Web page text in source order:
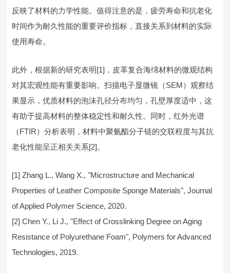
反映了材料的力学性能。值得注意的是，疲劳寿命和抗老化
时间作为耐久性能的重要评价指标，直接关系到材料的实际
使用寿命。
此外，根据新的研究表明[1]，皮革复合海绵材料的微观结构
对其宏观性能有重要影响。扫描电子显微镜（SEM）观察结
果显示，优质材料的泡沫孔径分布均匀，孔壁厚度适中，这
有助于提高材料的整体稳定性和耐久性。同时，红外光谱
（FTIR）分析表明，材料中聚氨酯分子链的交联程度与其抗
老化性能呈正相关关系[2]。
[1] Zhang L., Wang X., "Microstructure and Mechanical
Properties of Leather Composite Sponge Materials", Journal
of Applied Polymer Science, 2020.
[2] Chen Y., Li J., "Effect of Crosslinking Degree on Aging
Resistance of Polyurethane Foam", Polymers for Advanced
Technologies, 2019.